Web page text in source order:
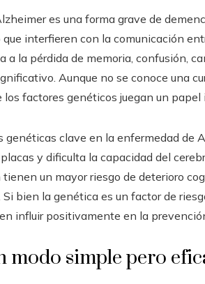
es una forma grave de
interfieren con la comunicación
a la pérdida de memoria, confusión,
Aunque no se conoce una
factores genéticos juegan un
genéticas clave en la enfermedad de
y dificulta la capacidad del
un mayor riesgo de deterioro
bien la genética es un factor de
influir positivamente en la
modo simple pero